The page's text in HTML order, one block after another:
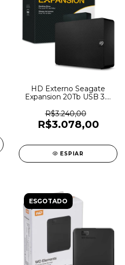
HD Externo Seagate
Expansion 20Tb USB 3.0
STKP20000400 - 6420
R$3.240,00
R$3.078,00
ESPIAR
ESGOTADO